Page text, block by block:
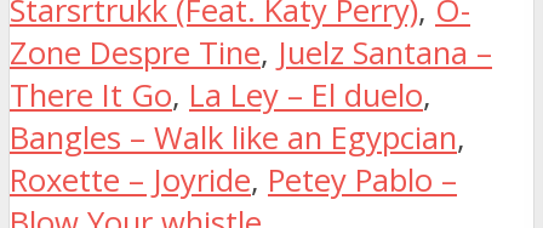
Starsrtrukk (Feat. Katy Perry), O-
Zone Despre Tine, Juelz Santana –
There It Go, La Ley – El duelo,
Bangles – Walk like an Egypcian,
Roxette – Joyride, Petey Pablo –